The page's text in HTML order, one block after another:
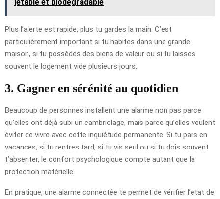
jetable et biodégradable
Plus l’alerte est rapide, plus tu gardes la main. C’est
particulièrement important si tu habites dans une grande
maison, si tu possèdes des biens de valeur ou si tu laisses
souvent le logement vide plusieurs jours.
3. Gagner en sérénité au quotidien
Beaucoup de personnes installent une alarme non pas parce
qu’elles ont déjà subi un cambriolage, mais parce qu’elles veulent
éviter de vivre avec cette inquiétude permanente. Si tu pars en
vacances, si tu rentres tard, si tu vis seul ou si tu dois souvent
t’absenter, le confort psychologique compte autant que la
protection matérielle.
En pratique, une alarme connectée te permet de vérifier l’état de